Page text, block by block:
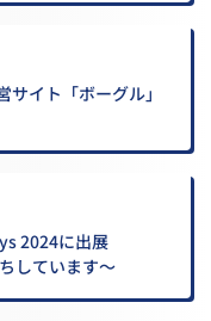
イト「ボーグル」
2024に出展
しています～